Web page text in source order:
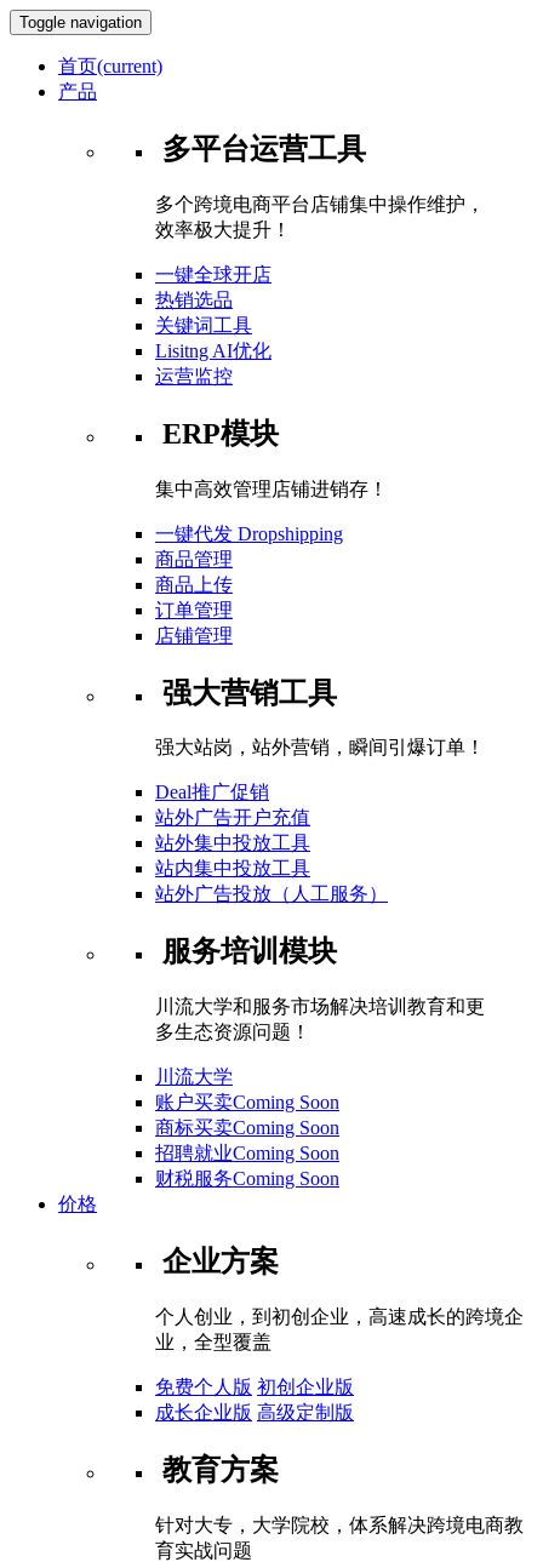
Toggle navigation
首页(current)
产品
多平台运营工具
多个跨境电商平台店铺集中操作维护，
效率极大提升！
一键全球开店
热销选品
关键词工具
Lisitng AI优化
运营监控
ERP模块
集中高效管理店铺进销存！
一键代发 Dropshipping
商品管理
商品上传
订单管理
店铺管理
强大营销工具
强大站岗，站外营销，瞬间引爆订单！
Deal推广促销
站外广告开户充值
站外集中投放工具
站内集中投放工具
站外广告投放（人工服务）
服务培训模块
川流大学和服务市场解决培训教育和更
多生态资源问题！
川流大学
账户买卖Coming Soon
商标买卖Coming Soon
招聘就业Coming Soon
财税服务Coming Soon
价格
企业方案
个人创业，到初创企业，高速成长的跨境企
业，全型覆盖
免费个人版 初创企业版
成长企业版 高级定制版
教育方案
针对大专，大学院校，体系解决跨境电商教
育实战问题